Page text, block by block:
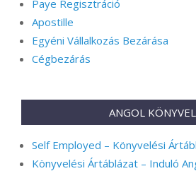
Paye Regisztráció
Apostille
Egyéni Vállalkozás Bezárása
Cégbezárás
ANGOL
Self Employed – Könyvelési
Könyvelési Ártáblázat – Induló